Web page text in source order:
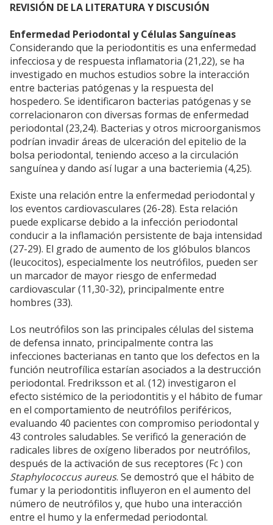
REVISIÓN DE LA LITERATURA Y DISCUSIÓN
Enfermedad Periodontal y Células Sanguíneas
Considerando que la periodontitis es una enfermedad
infecciosa y de respuesta inflamatoria (21,22), se ha
investigado en muchos estudios sobre la interacción
entre bacterias patógenas y la respuesta del
hospedero. Se identificaron bacterias patógenas y se
correlacionaron con diversas formas de enfermedad
periodontal (23,24). Bacterias y otros microorganismos
podrían invadir áreas de ulceración del epitelio de la
bolsa periodontal, teniendo acceso a la circulación
sanguínea y dando así lugar a una bacteriemia (4,25).
Existe una relación entre la enfermedad periodontal y
los eventos cardiovasculares (26-28). Esta relación
puede explicarse debido a la infección periodontal
conducir a la inflamación persistente de baja intensidad
(27-29). El grado de aumento de los glóbulos blancos
(leucocitos), especialmente los neutrófilos, pueden ser
un marcador de mayor riesgo de enfermedad
cardiovascular (11,30-32), principalmente entre
hombres (33).
Los neutrófilos son las principales células del sistema
de defensa innato, principalmente contra las
infecciones bacterianas en tanto que los defectos en la
función neutrofílica estarían asociados a la destrucción
periodontal. Fredriksson et al. (12) investigaron el
efecto sistémico de la periodontitis y el hábito de fumar
en el comportamiento de neutrófilos periféricos,
evaluando 40 pacientes con compromiso periodontal y
43 controles saludables. Se verificó la generación de
radicales libres de oxígeno liberados por neutrófilos,
después de la activación de sus receptores (Fc ) con
Staphylococcus aureus. Se demostró que el hábito de
fumar y la periodontitis influyeron en el aumento del
número de neutrófilos y, que hubo una interacción
entre el humo y la enfermedad periodontal.